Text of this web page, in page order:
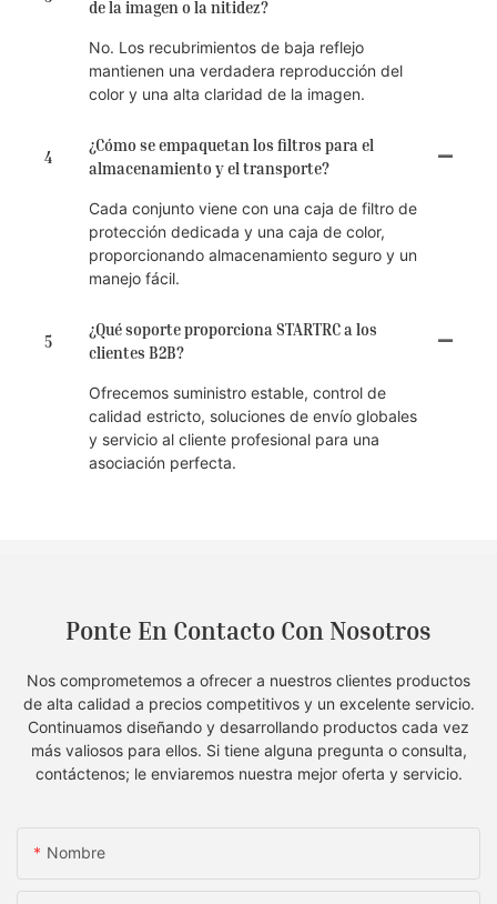
de la imagen o la nitidez?
No. Los recubrimientos de baja reflejo
mantienen una verdadera reproducción del
color y una alta claridad de la imagen.
4
¿Cómo se empaquetan los filtros para el
almacenamiento y el transporte?
Cada conjunto viene con una caja de filtro de
protección dedicada y una caja de color,
proporcionando almacenamiento seguro y un
manejo fácil.
5
¿Qué soporte proporciona STARTRC a los
clientes B2B?
Ofrecemos suministro estable, control de
calidad estricto, soluciones de envío globales
y servicio al cliente profesional para una
asociación perfecta.
Ponte En Contacto Con Nosotros
Nos comprometemos a ofrecer a nuestros clientes productos
de alta calidad a precios competitivos y un excelente servicio.
Continuamos diseñando y desarrollando productos cada vez
más valiosos para ellos. Si tiene alguna pregunta o consulta,
contáctenos; le enviaremos nuestra mejor oferta y servicio.
Nombre